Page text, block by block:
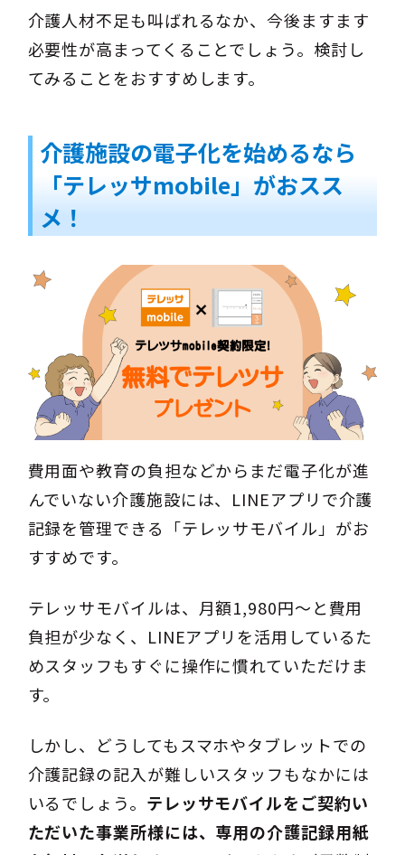
介護人材不足も叫ばれるなか、今後ますます
必要性が高まってくることでしょう。検討し
てみることをおすすめします。
介護施設の電子化を始めるなら
「テレッサmobile」がおスス
メ！
費用面や教育の負担などからまだ電子化が進
んでいない介護施設には、LINEアプリで介護
記録を管理できる「テレッサモバイル」がお
すすめです。
テレッサモバイルは、月額1,980円～と費用
負担が少なく、LINEアプリを活用しているた
めスタッフもすぐに操作に慣れていただけま
す。
しかし、どうしてもスマホやタブレットでの
介護記録の記入が難しいスタッフもなかには
いるでしょう。 テレッサモバイルをご契約い
ただいた事業所様には、専用の介護記録用紙